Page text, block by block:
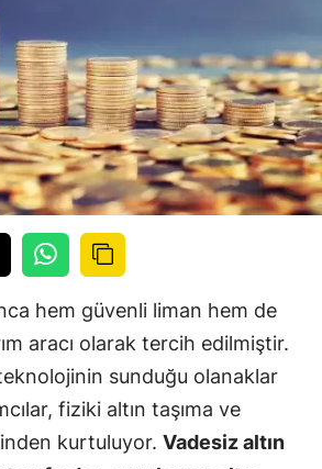
hem güvenli liman hem de
aracı olarak tercih edilmiştir.
sunduğu olanaklar
fiziki altın taşıma ve
kurtuluyor. Vadesiz altın